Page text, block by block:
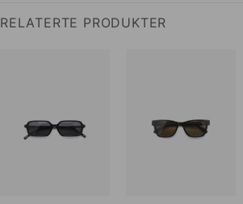
RELATERTE PRODUKTER